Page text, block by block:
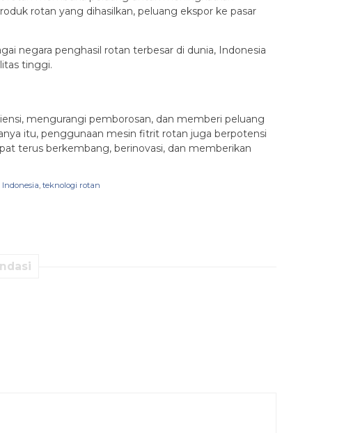
rotan yang dihasilkan, peluang ekspor ke pasar
negara penghasil rotan terbesar di dunia, Indonesia
tinggi.
mengurangi pemborosan, dan memberi peluang
itu, penggunaan mesin fitrit rotan juga berpotensi
terus berkembang, berinovasi, dan memberikan
, teknologi rotan